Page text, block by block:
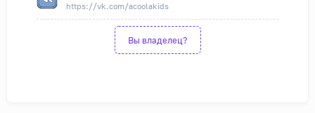
https://vk.com/acoolakids
Вы владелец?